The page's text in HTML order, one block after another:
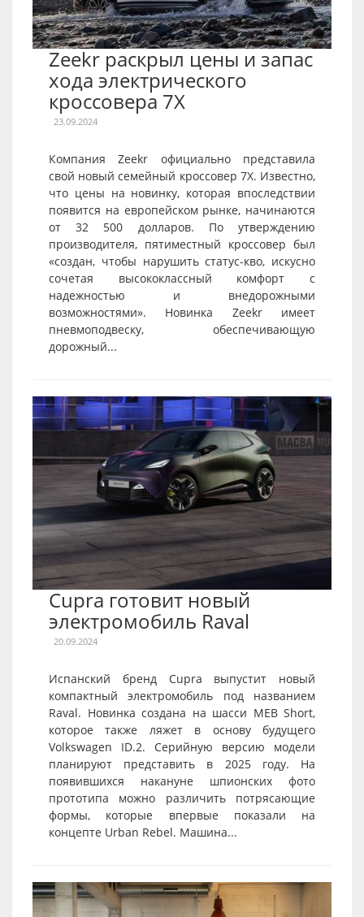
Zeekr раскрыл цены и запас
хода электрического
кроссовера 7X
23.09.2024
Компания Zeekr официально представила
свой новый семейный кроссовер 7X. Известно,
что цены на новинку, которая впоследствии
появится на европейском рынке, начинаются
от 32 500 долларов. По утверждению
производителя, пятиместный кроссовер был
«создан, чтобы нарушить статус-кво, искусно
сочетая высококлассный комфорт с
надежностью и внедорожными
возможностями». Новинка Zeekr имеет
пневмоподвеску, обеспечивающую
дорожный...
Cupra готовит новый
электромобиль Raval
20.09.2024
Испанский бренд Cupra выпустит новый
компактный электромобиль под названием
Raval. Новинка создана на шасси MEB Short,
которое также ляжет в основу будущего
Volkswagen ID.2. Серийную версию модели
планируют представить в 2025 году. На
появившихся накануне шпионских фото
прототипа можно различить потрясающие
формы, которые впервые показали на
концепте Urban Rebel. Машина...